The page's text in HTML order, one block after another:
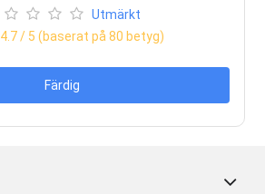
Utmärkt
4.7/ 5 (baserat på80 betyg)
Färdig